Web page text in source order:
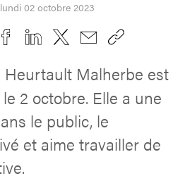
02 octobre 2023
Heurtault Malherbe est
2 octobre. Elle a une
le public, le
et aime travailler de